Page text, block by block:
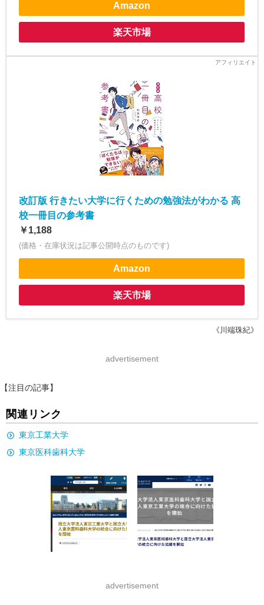
Amazon
楽天市場
改訂版 行きたい大学に行くための勉強法がわかる 高
校一冊目の参考書
￥1,188
(価格・在庫状況は記事公開時点のものです)
Amazon
楽天市場
《川端珠紀》
advertisement
【注目の記事】
関連リンク
東京工業大学
東京医科歯科大学
advertisement